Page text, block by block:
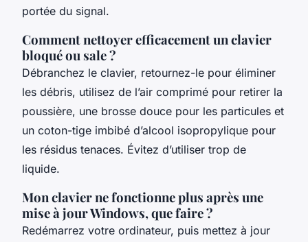
portée du signal.
Comment nettoyer efficacement un clavier
bloqué ou sale ?
Débranchez le clavier, retournez-le pour éliminer
les débris, utilisez de l’air comprimé pour retirer la
poussière, une brosse douce pour les particules et
un coton-tige imbibé d’alcool isopropylique pour
les résidus tenaces. Évitez d’utiliser trop de
liquide.
Mon clavier ne fonctionne plus après une
mise à jour Windows, que faire ?
Redémarrez votre ordinateur, puis mettez à jour